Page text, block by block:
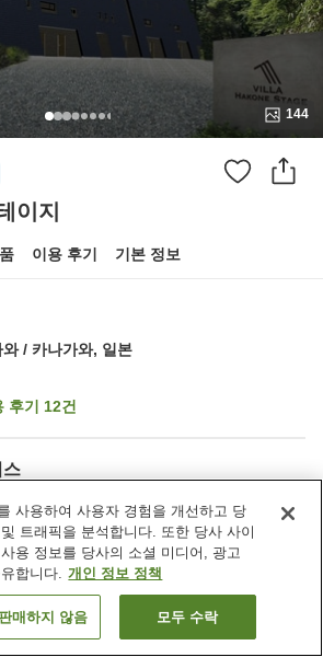
144
이지
이용 후기 기본 정보
/ 카나가와, 일본
후기 12건
스
/ 카나가와
하코네마치
객실 보기
사용하여 사용자 경험을 개선하고 당
트래픽을 분석합니다. 또한 당사 사이
용 정보를 당사의 소셜 미디어, 광고
합니다. 개인 정보 정책
매하지 않음 모두 수락